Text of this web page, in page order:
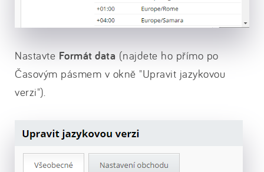
Nastavte Formát data (najdete ho přímo po
Časovým pásmem v okně "Upravit jazykovou
verzi").